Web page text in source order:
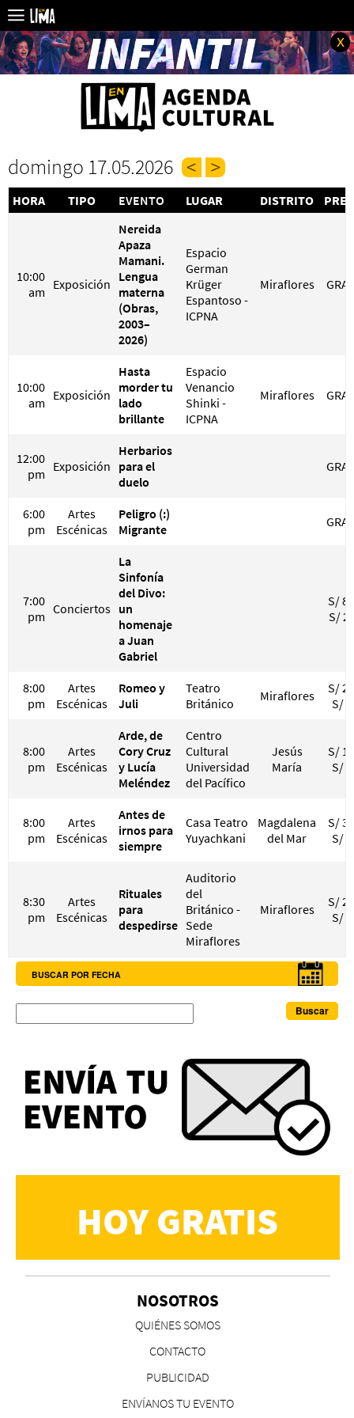
x
domingo 17.05.2026
HORA TIPO EVENTO LUGAR DISTRITO
10:00
am Exposición
Nereida
Apaza
Mamani.
Lengua
materna
(Obras,
2003–
2026)
Espacio
German
Krüger
Espantoso -
ICPNA
Miraflores
10:00
am Exposición
Hasta
morder tu
lado
brillante
Espacio
Venancio
Shinki -
ICPNA
Miraflores
12:00
pm Exposición
Herbarios
para el
duelo
6:00
pm
Artes
Escénicas
Peligro (:)
Migrante
7:00
pm Conciertos
La
Sinfonía
del Divo:
un
homenaje
a Juan
Gabriel
S/
S/
8:00
pm
Artes
Escénicas
Romeo y
Juli
Teatro
Británico
Miraflores
S/
S/
8:00
pm
Artes
Escénicas
Arde, de
Cory Cruz
y Lucía
Meléndez
Centro
Cultural
Universidad
del Pacífico
Jesús
María
S/
S/
8:00
pm
Artes
Escénicas
Antes de
irnos para
siempre
Casa Teatro
Yuyachkani
Magdalena
del Mar
S/
S/
8:30
pm
Artes
Escénicas
Rituales
para
despedirse
Auditorio
del
Británico -
Sede
Miraflores
Miraflores
S/
S/
BUSCAR POR FECHA
HOY GRATIS
NOSOTROS
QUIÉNES SOMOS
CONTACTO
PUBLICIDAD
ENVÍANOS TU EVENTO